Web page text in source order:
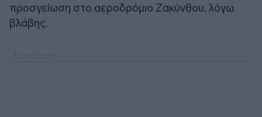
προσγείωση στο αεροδρόμιο Ζακύνθου, λόγω
βλάβης.